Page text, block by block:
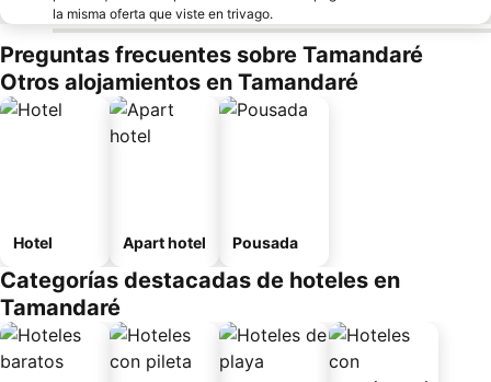
la misma oferta que viste en trivago.
Preguntas frecuentes sobre Tamandaré
Otros alojamientos en Tamandaré
Hotel Apart hotel Pousada
Categorías destacadas de hoteles en
Tamandaré